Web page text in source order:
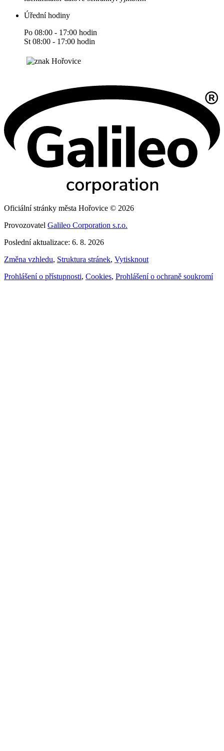
Úřední hodiny
Po 08:00 - 17:00 hodin
St 08:00 - 17:00 hodin
Oficiální stránky města Hořovice © 2026
Provozovatel Galileo Corporation s.r.o.
Poslední aktualizace: 6. 8. 2026
Změna vzhledu, Struktura stránek, Vytisknout
Prohlášení o přístupnosti, Cookies, Prohlášení o ochraně soukromí